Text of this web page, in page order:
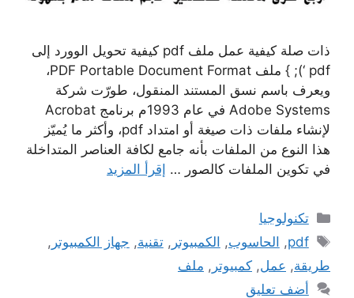
ذات صلة كيفية عمل ملف pdf كيفية تحويل الوورد إلى
pdf ‘); } ملف PDF Portable Document Format،
ويعرف باسم نسق المستند المنقول، طورّت شركة
Adobe Systems في عام 1993م برنامج Acrobat
لإنشاء ملفات ذات صيغة أو امتداد pdf، وأكثر ما يُميّز
هذا النوع من الملفات بأنه جامع لكافة العناصر المتداخلة
في تكوين الملفات كالصور … إقرأ المزيد
التصنيفات
تكنولوجيا
الوسوم
pdf
, الحاسوب, الكمبيوتر ,تقنية, جهاز الكمبيوتر ,
طريقة, عمل, كمبيوتر , ملف
أضف تعليق